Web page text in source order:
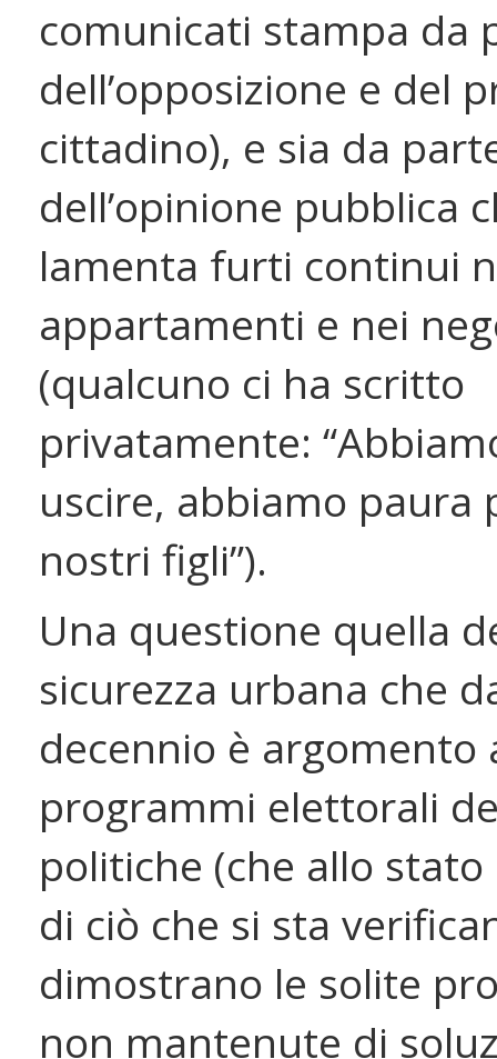
comunicati stampa da
dell’opposizione e del
cittadino), e sia da
dell’opinione pubblica
lamenta furti continui
appartamenti e nei
(qualcuno ci ha scritto
privatamente:
uscire, abbiamo paura
nostri figli”).
Una questione quella
sicurezza urbana che
decennio è argomento
programmi elettorali
politiche (che allo
di ciò che si sta
dimostrano le solite
non mantenute di